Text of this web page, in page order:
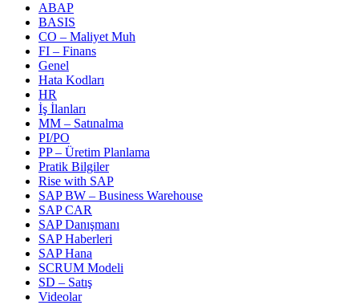
ABAP
BASIS
CO – Maliyet Muh
FI – Finans
Genel
Hata Kodları
HR
İş İlanları
MM – Satınalma
PI/PO
PP – Üretim Planlama
Pratik Bilgiler
Rise with SAP
SAP BW – Business Warehouse
SAP CAR
SAP Danışmanı
SAP Haberleri
SAP Hana
SCRUM Modeli
SD – Satış
Videolar